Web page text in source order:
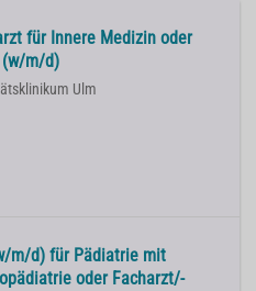
für Innere Medizin oder
(w/m/d)
Ulm
m/d) für Pädiatrie mit
oder Facharzt/-